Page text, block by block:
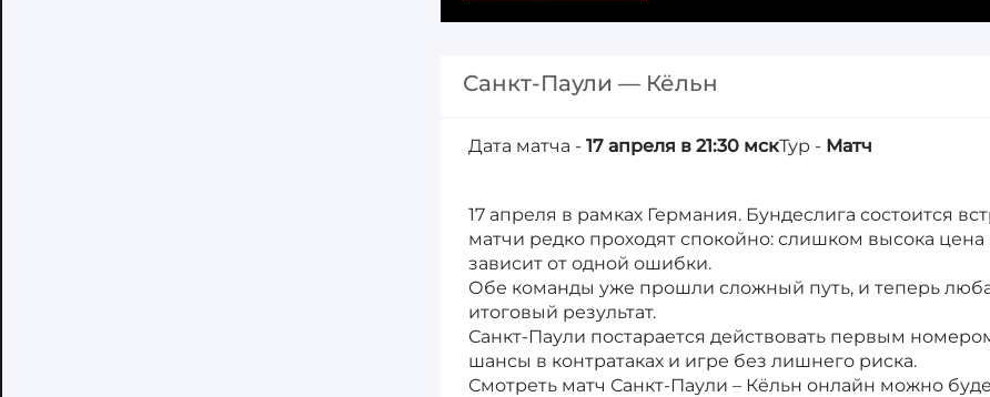
Санкт-Паули — Кёльн
Дата матча - 17 апреля в 21:30 мскТур - Матч
17 апреля в рамках Германия. Бундеслига состоится
матчи редко проходят спокойно: слишком высока
зависит от одной ошибки.
Обе команды уже прошли сложный путь, и теперь
итоговый результат.
Санкт-Паули постарается действовать первым
шансы в контратаках и игре без лишнего риска.
Смотреть матч Санкт-Паули – Кёльн онлайн можно